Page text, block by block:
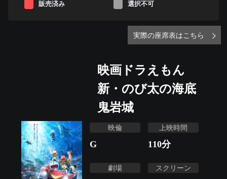
販売済み 選択不可
実際の座席表はこちら
映画ドラえもん
新・のび太の海底
鬼岩城
映倫
G
上映時間
110分
劇場 スクリーン